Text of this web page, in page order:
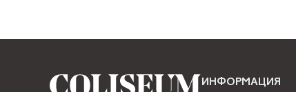
ИНФОРМАЦИЯ